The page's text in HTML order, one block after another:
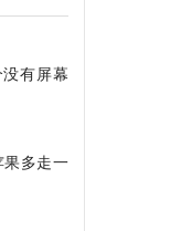
有屏幕
多走一